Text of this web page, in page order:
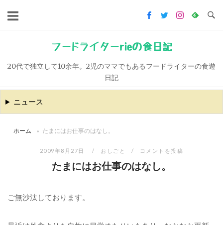
キ
ッ
フードライターrieの食日記
20代で独立して10余年。2児のママでもあるフードライターの食遊
日記
ニュース
ホーム » たまにはお仕事のはなし。
2009年8月27日 おしごと コメントを投稿
たまにはお仕事のはなし。
ご無沙汰しております。